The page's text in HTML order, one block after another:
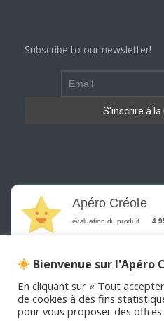
Subscribe to our newsletter!
Apéro Créole
évaluation du produit
©2026 APERO CREOLE .
Bienvenue sur l'Apéro
En cliquant sur « Tout
de cookies à des fins
pour vous proposer des offres